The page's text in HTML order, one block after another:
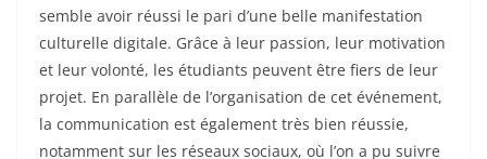
semble avoir réussi le pari d’une belle manifestation
culturelle digitale. Grâce à leur passion, leur motivation
et leur volonté, les étudiants peuvent être fiers de leur
projet. En parallèle de l’organisation de cet événement,
la communication est également très bien réussie,
notamment sur les réseaux sociaux, où l’on a pu suivre